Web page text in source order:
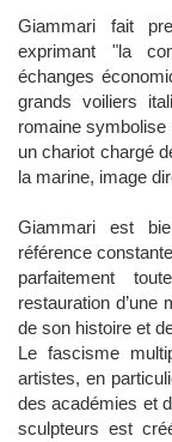
Giammari fait
exprimant "la
échanges
grands voiliers
romaine symbolise
un chariot chargé
la marine, image
Giammari est
référence
parfaitement
restauration d’une
de son histoire et
Le fascisme
artistes, en
des académies et
sculpteurs est